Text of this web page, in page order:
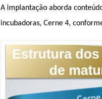
A implantação aborda
incubadoras, Cerne 4,